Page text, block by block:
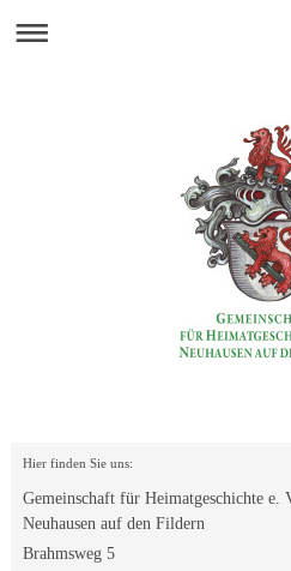
Hier finden Sie uns:
Gemeinschaft für Heimatgeschichte e.
Neuhausen auf den Fildern
Brahmsweg 5